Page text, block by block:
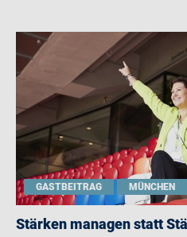
GASTBEITRAG MÜNCHEN
Stärken managen statt